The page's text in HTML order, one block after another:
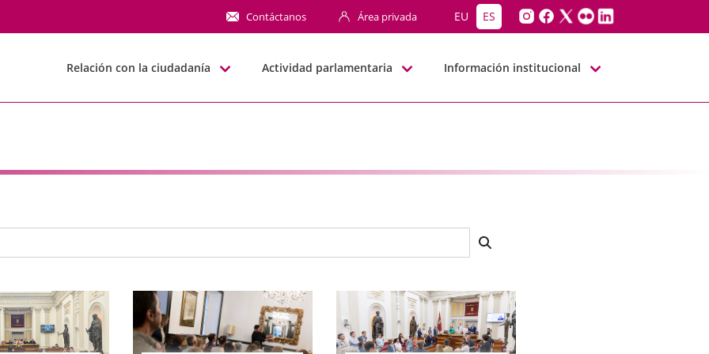
Contáctanos Área privada EU ES
Relación con la ciudadanía Actividad parlamentaria Información institucional
búsqueda